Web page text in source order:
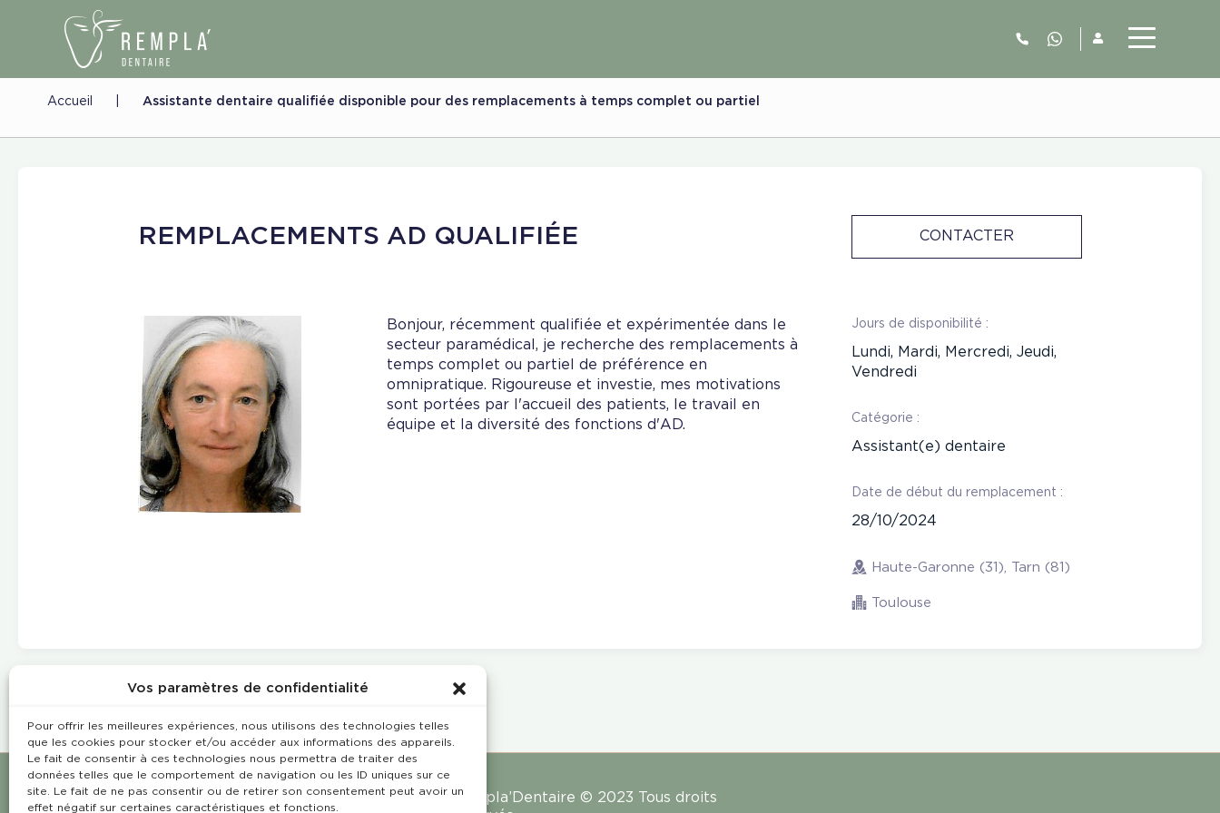
Vos paramètres de confidentialité
Pour offrir les meilleures expériences, nous utilisons des technologies telles
que les cookies pour stocker et/ou accéder aux informations des appareils.
Le fait de consentir à ces technologies nous permettra de traiter des
données telles que le comportement de navigation ou les ID uniques sur ce
site. Le fait de ne pas consentir ou de retirer son consentement peut avoir un
effet négatif sur certaines caractéristiques et fonctions.
06.52.63.77.73
Accueil Assistante dentaire qualifiée disponible pour des remplacements à temps complet ou partiel
REMPLACEMENTS AD QUALIFIÉE CONTACTER
Bonjour, récemment qualifiée et expérimentée dans le
secteur paramédical, je recherche des remplacements à
temps complet ou partiel de préférence en
omnipratique. Rigoureuse et investie, mes motivations
sont portées par l'accueil des patients, le travail en
équipe et la diversité des fonctions d'AD.
Jours de disponibilité :
Lundi, Mardi, Mercredi, Jeudi,
Vendredi
Catégorie :
Assistant(e) dentaire
Date de début du remplacement :
28/10/2024
Haute-Garonne (31), Tarn (81)
Toulouse
Rempla’Dentaire © 2023 Tous droits